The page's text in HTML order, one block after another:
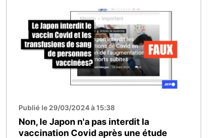
Publié le 29/03/2024 à 15:38
Non, le Japon n'a pas interdit la
vaccination Covid après une étude